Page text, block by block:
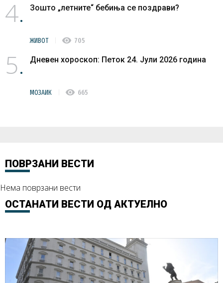
4 Зошто „летните“ бебиња се поздрави?
ЖИВОТ visibility 705
5 Дневен хороскоп: Петок 24. Јули 2026 година
МОЗАИК visibility 665
ПОВРЗАНИ ВЕСТИ
Нема поврзани вести
ОСТАНАТИ ВЕСТИ ОД АКТУЕЛНО